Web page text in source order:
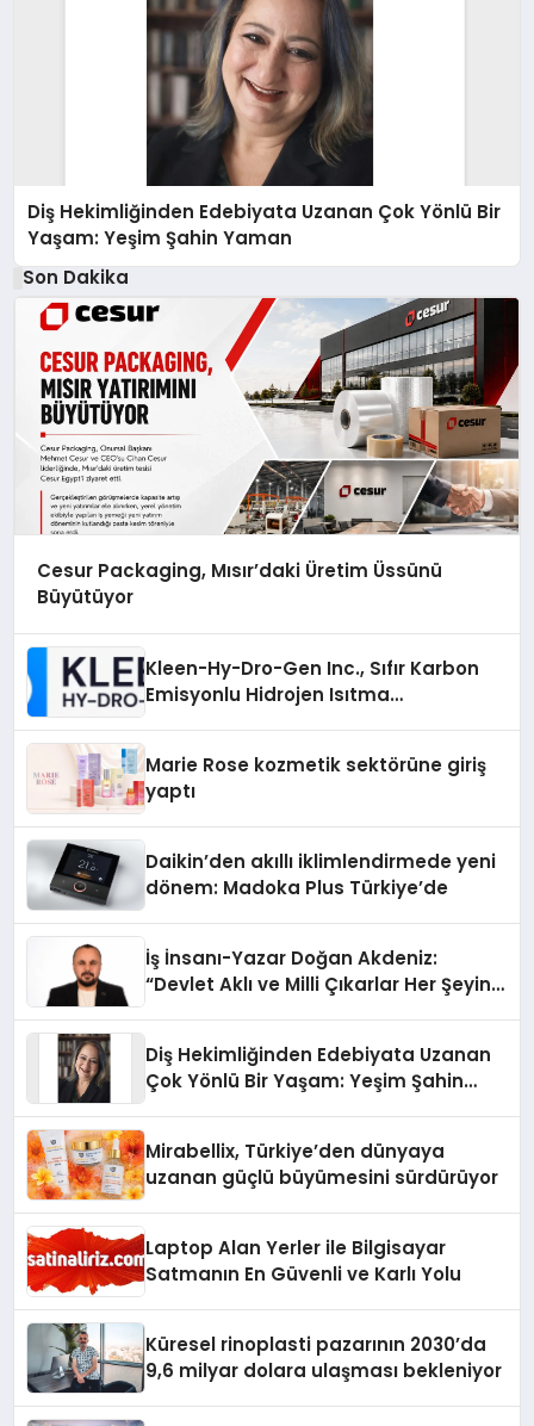
Diş Hekimliğinden Edebiyata Uzanan Çok Yönlü Bir
Yaşam: Yeşim Şahin Yaman
Son Dakika
Cesur Packaging, Mısır’daki Üretim Üssünü
Büyütüyor
Kleen-Hy-Dro-Gen Inc., Sıfır Karbon
Emisyonlu Hidrojen Isıtma
Marie Rose kozmetik sektörüne giriş
yaptı
Daikin’den akıllı iklimlendirmede yeni
dönem: Madoka Plus Türkiye’de
İş İnsanı-Yazar Doğan Akdeniz:
“Devlet Aklı ve Milli Çıkarlar Her Şeyin
Diş Hekimliğinden Edebiyata Uzanan
Çok Yönlü Bir Yaşam: Yeşim Şahin
Mirabellix, Türkiye’den dünyaya
uzanan güçlü büyümesini sürdürüyor
Laptop Alan Yerler ile Bilgisayar
Satmanın En Güvenli ve Karlı Yolu
Küresel rinoplasti pazarının 2030’da
9,6 milyar dolara ulaşması bekleniyor